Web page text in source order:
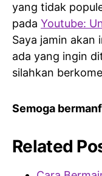
yang tidak
pada Youtube:
Saya jamin akan
ada yang ingin
silahkan
Semoga
Related